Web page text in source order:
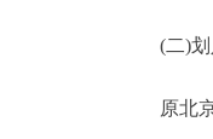
(二)划
原北京